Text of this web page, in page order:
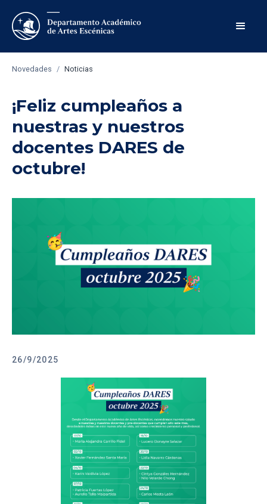
Novedades / Noticias
¡Feliz cumpleaños a
nuestras y nuestros
docentes DARES de
octubre!
26/9/2025